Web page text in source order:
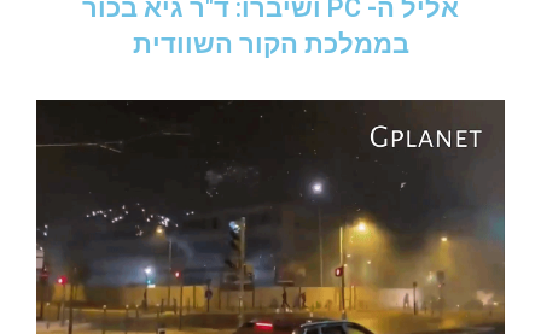
אליל ה- PC ושיברו: ד"ר גיא בכור
בממלכת הקור השוודית